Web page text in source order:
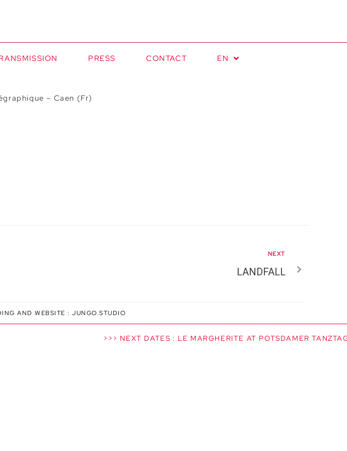
PRESS CONTACT EN
– Caen (Fr)
NEXT
LANDFALL
AND WEBSITE : JUNGO.STUDIO
>>> NEXT DATES : LE MARGHERITE AT POTSDAMER